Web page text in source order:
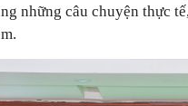
những câu chuyện thực